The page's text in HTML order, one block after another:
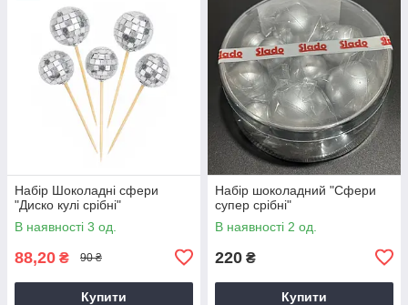
Набір Шоколадні сфери
"Диско кулі срібні"
В наявності 3 од.
88,20 ₴ 90 ₴
Купити
Набір шоколадний "Сфери
супер срібні"
В наявності 2 од.
220 ₴
Купити